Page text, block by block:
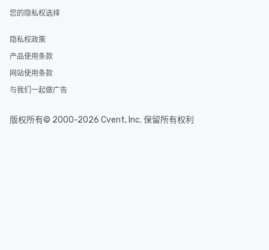
您的隐私权选择
隐私权政策
产品使用条款
网站使用条款
与我们一起做广告
版权所有© 2000-2026 Cvent, Inc. 保留所有权利